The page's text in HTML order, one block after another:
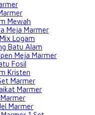
Mewah
Meja Marmer
Logam
Batu Alam
Meja Marmer
Fosil
Kristen
Marmer
Marmer
Marmer